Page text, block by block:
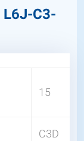
L6J-C3-
15
C3D